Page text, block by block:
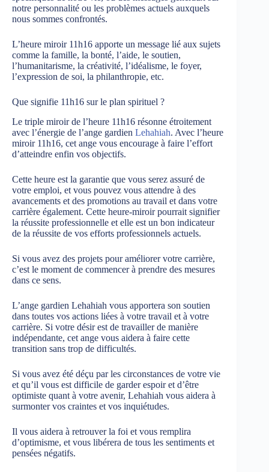
notre personnalité ou les problèmes actuels auxquels
nous sommes confrontés.
L’heure miroir 11h16 apporte un message lié aux sujets
comme la famille, la bonté, l’aide, le soutien,
l’humanitarisme, la créativité, l’idéalisme, le foyer,
l’expression de soi, la philanthropie, etc.
Que signifie 11h16 sur le plan spirituel ?
Le triple miroir de l’heure 11h16 résonne étroitement
avec l’énergie de l’ange gardien Lehahiah. Avec l’heure
miroir 11h16, cet ange vous encourage à faire l’effort
d’atteindre enfin vos objectifs.
Cette heure est la garantie que vous serez assuré de
votre emploi, et vous pouvez vous attendre à des
avancements et des promotions au travail et dans votre
carrière également. Cette heure-miroir pourrait signifier
la réussite professionnelle et elle est un bon indicateur
de la réussite de vos efforts professionnels actuels.
Si vous avez des projets pour améliorer votre carrière,
c’est le moment de commencer à prendre des mesures
dans ce sens.
L’ange gardien Lehahiah vous apportera son soutien
dans toutes vos actions liées à votre travail et à votre
carrière. Si votre désir est de travailler de manière
indépendante, cet ange vous aidera à faire cette
transition sans trop de difficultés.
Si vous avez été déçu par les circonstances de votre vie
et qu’il vous est difficile de garder espoir et d’être
optimiste quant à votre avenir, Lehahiah vous aidera à
surmonter vos craintes et vos inquiétudes.
Il vous aidera à retrouver la foi et vous remplira
d’optimisme, et vous libérera de tous les sentiments et
pensées négatifs.